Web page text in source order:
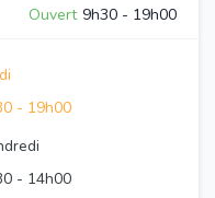
Ouvert 9h30 - 19h00
- 19h00
- 14h00